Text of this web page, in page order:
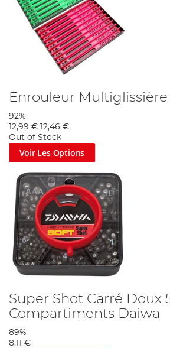
Enrouleur Multiglissière
92%
12,99 € 12,46 €
Out of Stock
Voir Les Options
Super Shot Carré Doux
Compartiments Daiwa
89%
8,11 €